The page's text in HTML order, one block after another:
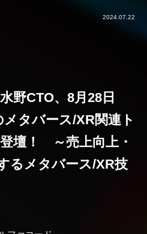
2024.07.22
野CTO、8月28日
メタバース/XR関連ト
壇！ ～売上向上・
るメタバース/XR技